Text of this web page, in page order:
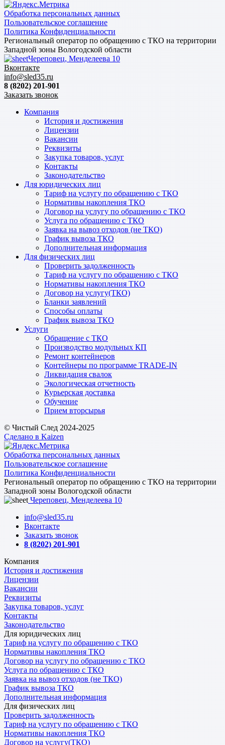
Обработка персональных данных
Пользовательское соглашение
Политика Конфиденциальности
Региональный оператор по обращению с ТКО на территории
Западной зоны Вологодской области
Череповец, Менделеева 10
Вконтакте
info@sled35.ru
8 (8202) 201-901
Заказать звонок
Компания
История и достижения
Лицензии
Вакансии
Реквизиты
Закупка товаров, услуг
Контакты
Законодательство
Для юридических лиц
Тариф на услугу по обращению с ТКО
Нормативы накопления ТКО
Договор на услугу по обращению с ТКО
Услуга по обращению с ТКО
Заявка на вывоз отходов (не ТКО)
График вывоза ТКО
Дополнительная информация
Для физических лиц
Проверить задолженность
Тариф на услугу по обращению с ТКО
Нормативы накопления ТКО
Договор на услугу(ТКО)
Бланки заявлений
Способы оплаты
График вывоза ТКО
Услуги
Обращение с ТКО
Производство модульных КП
Ремонт контейнеров
Контейнеры по программе TRADE-IN
Ликвидация свалок
Экологическая отчетность
Курьерская доставка
Обучение
Прием вторсырья
© Чистый След 2024-2025
Сделано в Kaizen
Обработка персональных данных
Пользовательское соглашение
Политика Конфиденциальности
Региональный оператор по обращению с ТКО на территории
Западной зоны Вологодской области
Череповец, Менделеева 10
info@sled35.ru
Вконтакте
Заказать звонок
8 (8202) 201-901
Компания
История и достижения
Лицензии
Вакансии
Реквизиты
Закупка товаров, услуг
Контакты
Законодательство
Для юридических лиц
Тариф на услугу по обращению с ТКО
Нормативы накопления ТКО
Договор на услугу по обращению с ТКО
Услуга по обращению с ТКО
Заявка на вывоз отходов (не ТКО)
График вывоза ТКО
Дополнительная информация
Для физических лиц
Проверить задолженность
Тариф на услугу по обращению с ТКО
Нормативы накопления ТКО
Договор на услугу(ТКО)